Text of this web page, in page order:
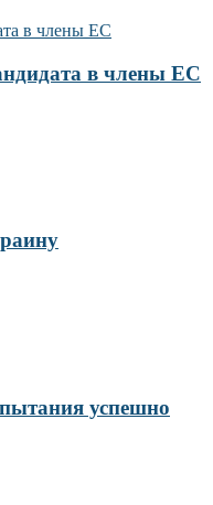
в члены ЕС
успешно